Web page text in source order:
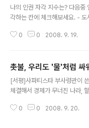
절 진보적 지식인과 변혁을 지
가 식민지인지, 혹은 반식민지
인가 하는 생각이 같고 다름으로
나의 인권 자각 지수는? 다음중
각하는 칸에 체크해보세요. - 도
는데, 학교로부터 제지를 받았
상으로 묘사하는 TV 광고를 보
기재된 우편물이 동의없이 발
□ ☞ 정답은 맨 아래로 [서평] 육
성공한 사람들이 바꾸는 듯이 보
0 0 2008. 9. 19.
촛불, 우리도 '물'처럼 싸
[서평]사파티스타 부사령관이
체결해서 경제가 무너진 나라,
운 세상', 혹은 거꾸로 수많은 가
0 0 2008. 9. 20.